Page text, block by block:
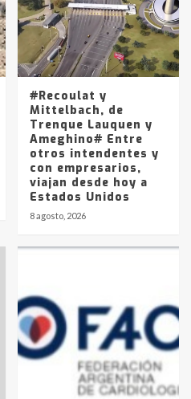
los combustibles en
YPF hasta Axion
pesos
#Recoulat y
Mittelbach, de
Trenque Lauquen y
Ameghino# Entre
otros intendentes y
con empresarios,
viajan desde hoy a
Estados Unidos
8 agosto, 2026